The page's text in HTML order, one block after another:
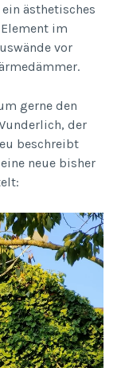
ästhetisches
im
vor
gerne den
der
beschreibt
neue bisher